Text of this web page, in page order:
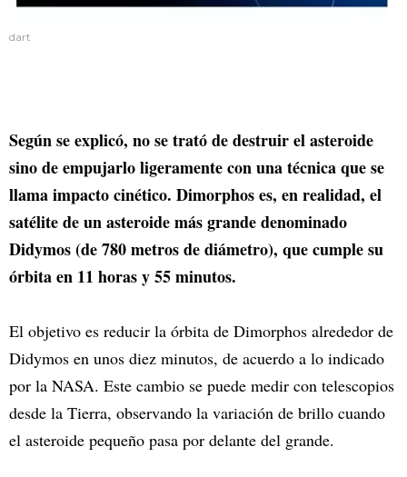
dart
Según se explicó, no se trató de destruir el asteroide
sino de empujarlo ligeramente con una técnica que se
llama impacto cinético. Dimorphos es, en realidad, el
satélite de un asteroide más grande denominado
Didymos (de 780 metros de diámetro), que cumple su
órbita en 11 horas y 55 minutos.
El objetivo es reducir la órbita de Dimorphos alrededor de
Didymos en unos diez minutos, de acuerdo a lo indicado
por la NASA. Este cambio se puede medir con telescopios
desde la Tierra, observando la variación de brillo cuando
el asteroide pequeño pasa por delante del grande.